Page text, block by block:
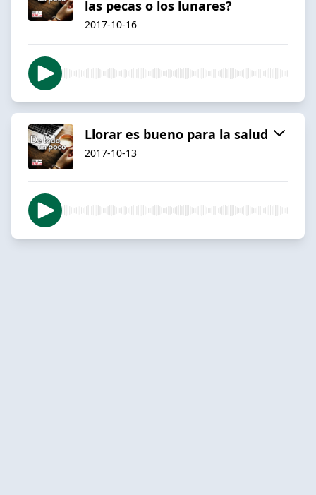
las pecas o los lunares?
2017-10-16
Llorar es bueno para la salud
2017-10-13